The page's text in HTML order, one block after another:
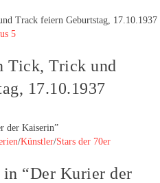
5
Tick, Trick und
17.10.1937
/Künstler/Stars der 70er
“Der Kurier der